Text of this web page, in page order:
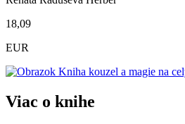
18,09
EUR
Viac o knihe